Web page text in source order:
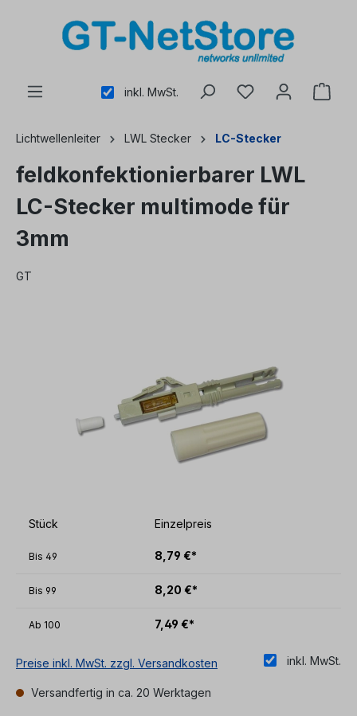
inkl. MwSt.
Lichtwellenleiter LWL Stecker LC-Stecker
feldkonfektionierbarer LWL
LC-Stecker multimode für
3mm
GT
Stück Einzelpreis
Bis 49 8,79 €*
Bis 99 8,20 €*
Ab 100 7,49 €*
inkl. MwSt.
Preise inkl. MwSt. zzgl. Versandkosten
Versandfertig in ca. 20 Werktagen